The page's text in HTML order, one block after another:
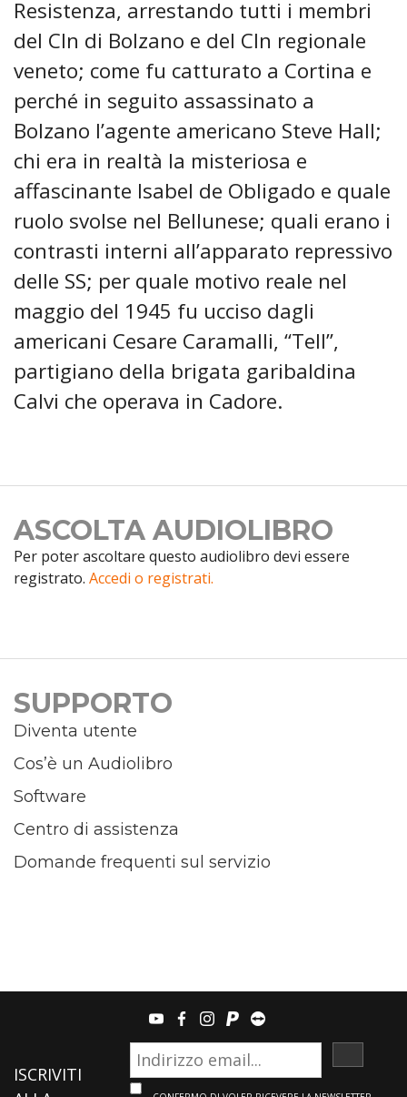
Resistenza, arrestando tutti i membri
del Cln di Bolzano e del Cln regionale
veneto; come fu catturato a Cortina e
perché in seguito assassinato a
Bolzano l’agente americano Steve Hall;
chi era in realtà la misteriosa e
affascinante Isabel de Obligado e quale
ruolo svolse nel Bellunese; quali erano i
contrasti interni all’apparato repressivo
delle SS; per quale motivo reale nel
maggio del 1945 fu ucciso dagli
americani Cesare Caramalli, “Tell”,
partigiano della brigata garibaldina
Calvi che operava in Cadore.
ASCOLTA AUDIOLIBRO
Per poter ascoltare questo audiolibro devi essere
registrato. Accedi o registrati.
SUPPORTO
Diventa utente
Cos’è un Audiolibro
Software
Centro di assistenza
Domande frequenti sul servizio
youtubefacebook
instagram
paypalteamviewer
ISCRIVITI